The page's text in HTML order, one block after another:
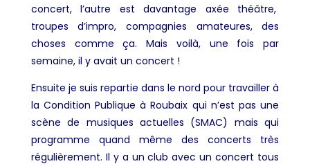
concert, l’autre est davantage axée théâtre,
troupes d’impro, compagnies amateures, des
choses comme ça. Mais voilà, une fois par
semaine, il y avait un concert !
Ensuite je suis repartie dans le nord pour travailler à
la Condition Publique à Roubaix qui n’est pas une
scène de musiques actuelles (SMAC) mais qui
programme quand même des concerts très
régulièrement. Il y a un club avec un concert tous